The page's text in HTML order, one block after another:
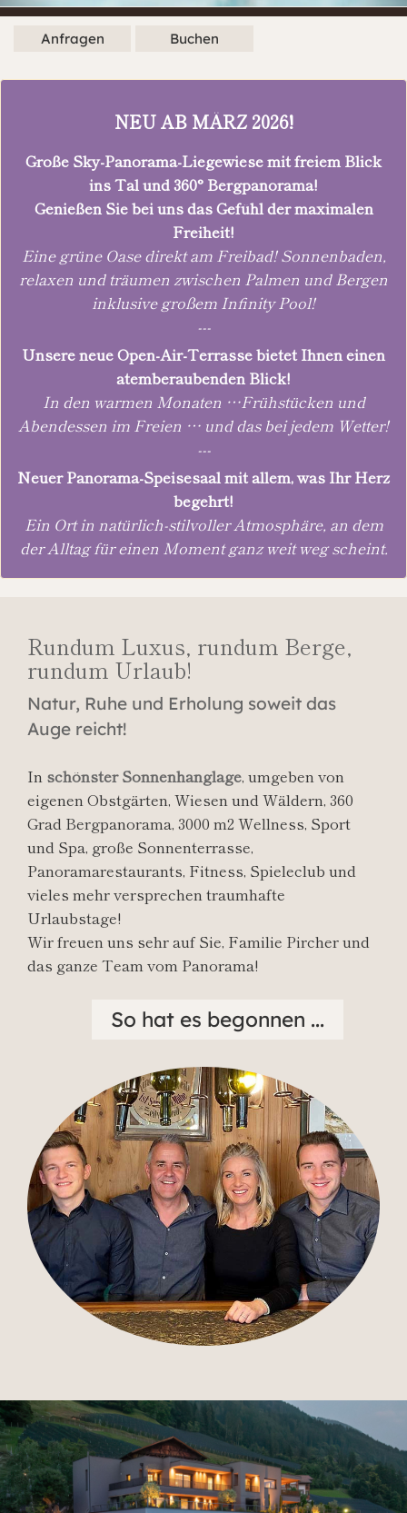
Anfragen Buchen
NEU AB MÄRZ 2026!
Große Sky-Panorama-Liegewiese mit freiem Blick
ins Tal und 360° Bergpanorama!
Genießen Sie bei uns das Gefühl der maximalen
Freiheit!
Eine grüne Oase direkt am Freibad! Sonnenbaden,
relaxen und träumen zwischen Palmen und Bergen
inklusive großem Infinity Pool!
---
Unsere neue Open-Air-Terrasse bietet Ihnen einen
atemberaubenden Blick!
In den warmen Monaten …Frühstücken und
Abendessen im Freien … und das bei jedem Wetter!
---
Neuer Panorama-Speisesaal mit allem, was Ihr Herz
begehrt!
Ein Ort in natürlich-stilvoller Atmosphäre, an dem
der Alltag für einen Moment ganz weit weg scheint.
Rundum Luxus, rundum Berge,
rundum Urlaub!
Natur, Ruhe und Erholung soweit das
Auge reicht!
In schönster Sonnenhanglage, umgeben von
eigenen Obstgärten, Wiesen und Wäldern, 360
Grad Bergpanorama, 3000 m2 Wellness, Sport
und Spa, große Sonnenterrasse,
Panoramarestaurants, Fitness, Spieleclub und
vieles mehr versprechen traumhafte
Urlaubstage!
Wir freuen uns sehr auf Sie, Familie Pircher und
das ganze Team vom Panorama!
So hat es begonnen ...